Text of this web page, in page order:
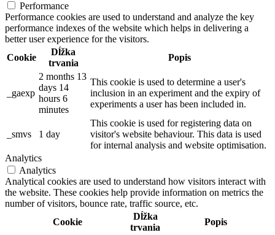
Performance
Performance cookies are used to understand and analyze the key
performance indexes of the website which helps in delivering a
better user experience for the visitors.
Cookie
Dĺžka
trvania
Popis
_gaexp
2 months 13
days 14
hours 6
minutes
This cookie is used to determine a user's
inclusion in an experiment and the expiry of
experiments a user has been included in.
_smvs 1 day
This cookie is used for registering data on
visitor's website behaviour. This data is used
for internal analysis and website optimisation.
Analytics
Analytics
Analytical cookies are used to understand how visitors interact with
the website. These cookies help provide information on metrics the
number of visitors, bounce rate, traffic source, etc.
Cookie
Dĺžka
trvania
Popis